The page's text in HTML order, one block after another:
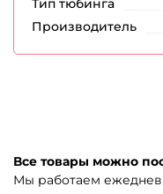
Тип тюбинга
Производитель
Все товары можно
Мы работаем